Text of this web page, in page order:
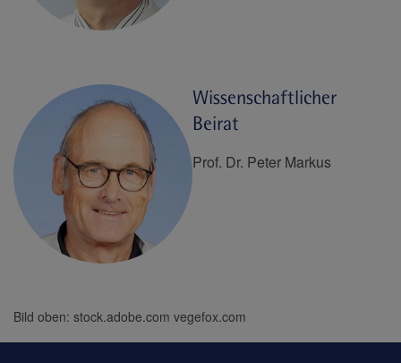
Wissenschaftlicher
Beirat
Prof. Dr. Peter Markus
Bild oben: stock.adobe.com vegefox.com